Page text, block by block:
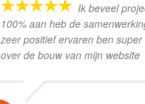
Ik beveel
100% aan heb de
zeer positief ervaren ben
over de bouw van mijn website